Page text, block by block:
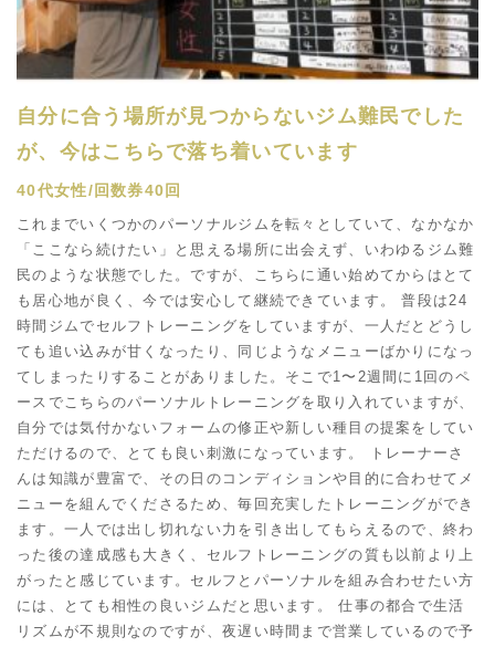
自分に合う場所が見つからないジム難民でした
が、今はこちらで落ち着いています
40代女性/回数券40回
これまでいくつかのパーソナルジムを転々としていて、なかなか
「ここなら続けたい」と思える場所に出会えず、いわゆるジム難
民のような状態でした。ですが、こちらに通い始めてからはとて
も居心地が良く、今では安心して継続できています。 普段は24
時間ジムでセルフトレーニングをしていますが、一人だとどうし
ても追い込みが甘くなったり、同じようなメニューばかりになっ
てしまったりすることがありました。そこで1〜2週間に1回のペ
ースでこちらのパーソナルトレーニングを取り入れていますが、
自分では気付かないフォームの修正や新しい種目の提案をしてい
ただけるので、とても良い刺激になっています。 トレーナーさ
んは知識が豊富で、その日のコンディションや目的に合わせてメ
ニューを組んでくださるため、毎回充実したトレーニングができ
ます。一人では出し切れない力を引き出してもらえるので、終わ
った後の達成感も大きく、セルフトレーニングの質も以前より上
がったと感じています。セルフとパーソナルを組み合わせたい方
には、とても相性の良いジムだと思います。 仕事の都合で生活
リズムが不規則なのですが、夜遅い時間まで営業しているので予